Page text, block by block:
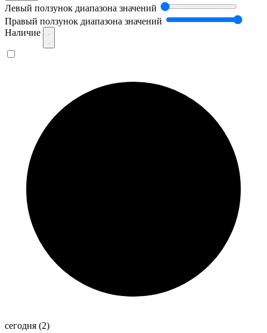
Левый ползунок диапазона значений
Правый ползунок диапазона значений
Наличие
сегодня (2)